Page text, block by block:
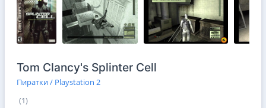
Tom Clancy's Splinter Cell
Пиратки / Playstation 2
(1)